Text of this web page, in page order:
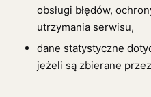
obsługi błędów,
utrzymania serwisu,
dane statystyczne
jeżeli są zbierane